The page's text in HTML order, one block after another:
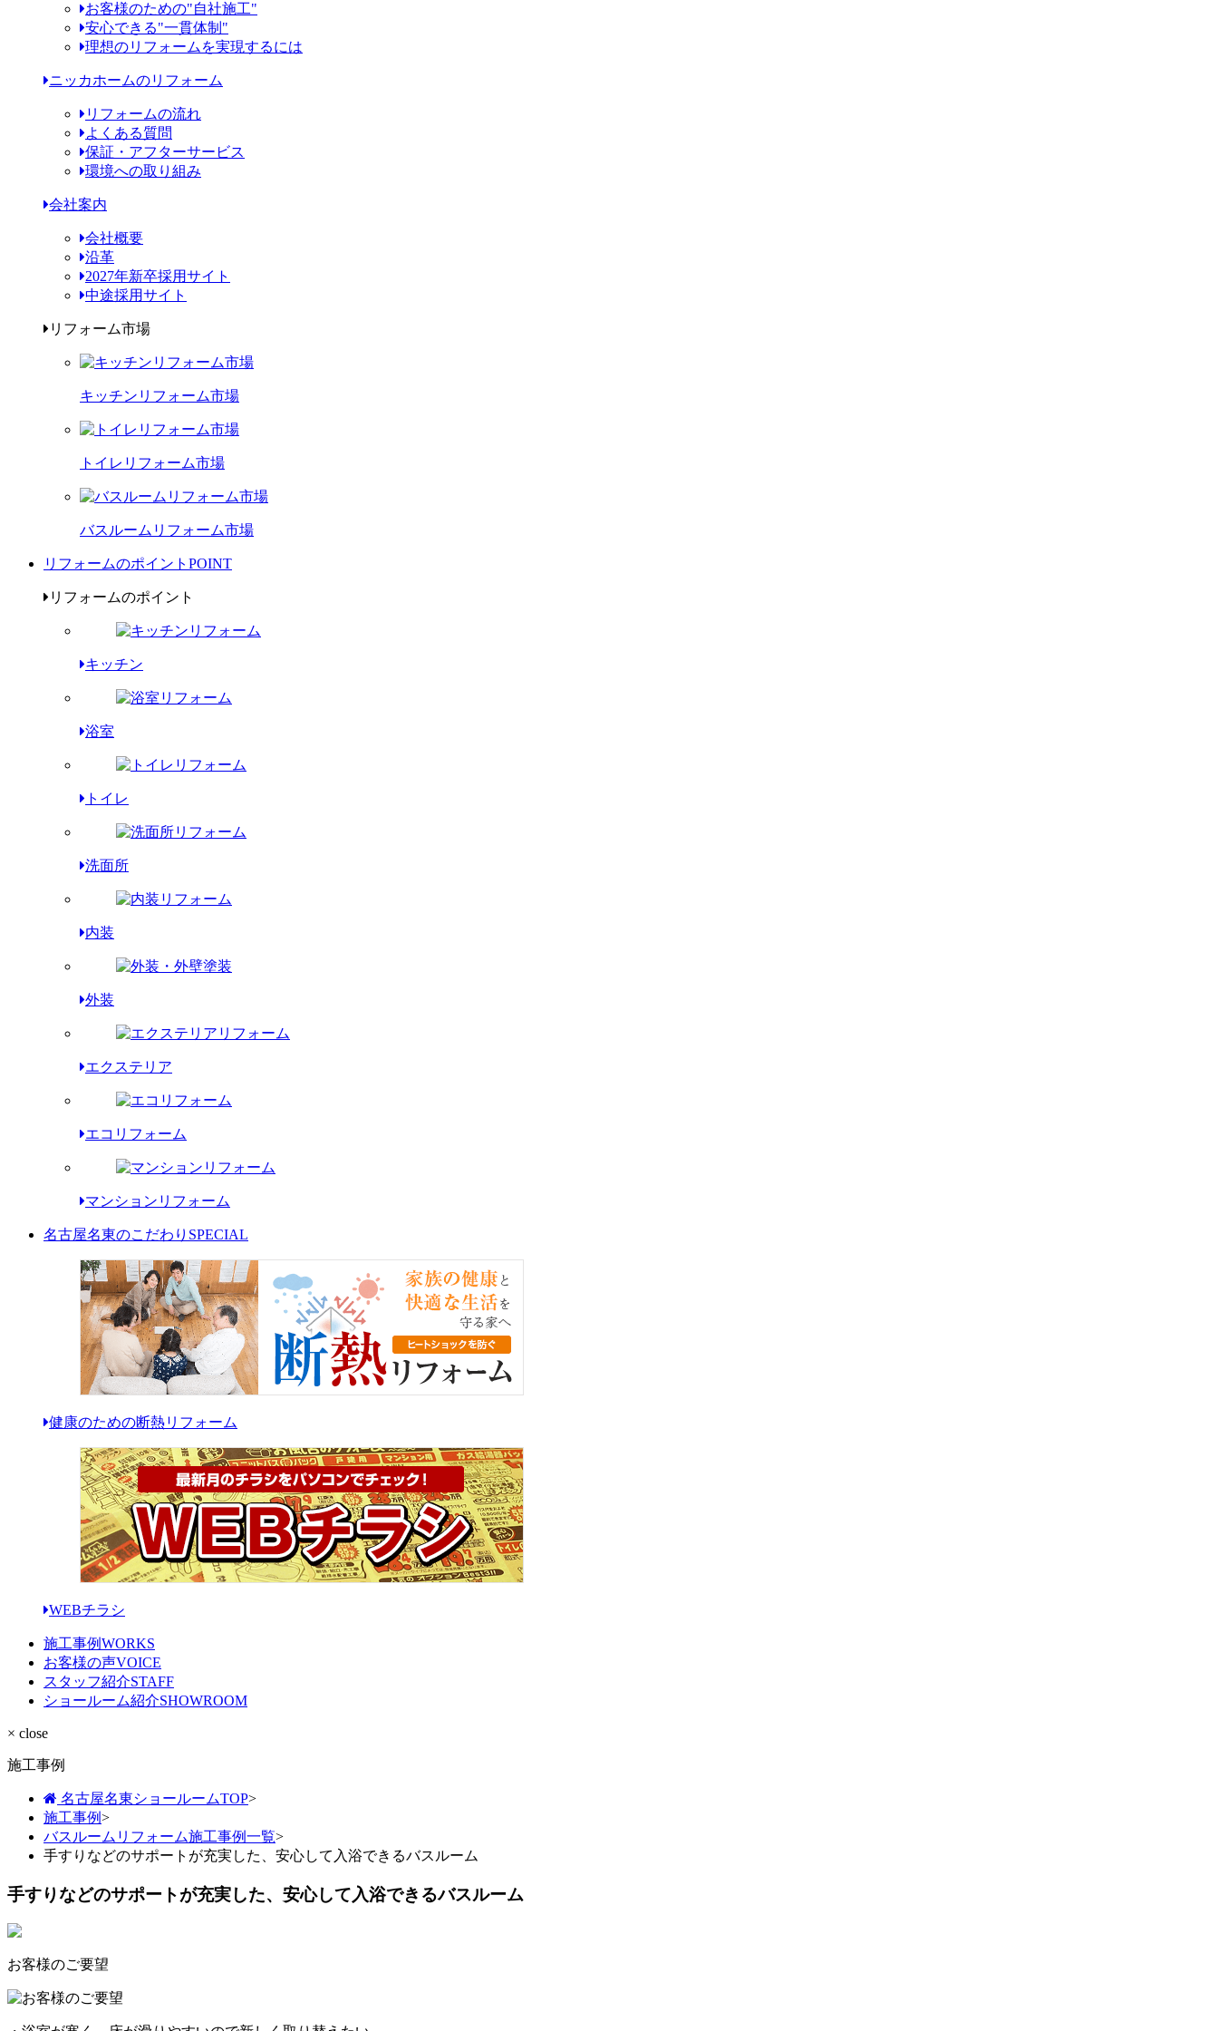
お客様のための"自社施工"
安心できる"一貫体制"
理想のリフォームを実現するには
ニッカホームのリフォーム
リフォームの流れ
よくある質問
保証・アフターサービス
環境への取り組み
会社案内
会社概要
沿革
2027年新卒採用サイト
中途採用サイト
リフォーム市場
キッチンリフォーム市場
トイレリフォーム市場
バスルームリフォーム市場
リフォームのポイント POINT
リフォームのポイント
キッチン
浴室
トイレ
洗面所
内装
外装
エクステリア
エコリフォーム
マンションリフォーム
名古屋名東のこだわり SPECIAL
健康のための断熱リフォーム
WEBチラシ
施工事例WORKS
お客様の声VOICE
スタッフ紹介STAFF
ショールーム紹介SHOWROOM
× close
施工事例
名古屋名東ショールームTOP>
施工事例>
バスルームリフォーム施工事例一覧>
手すりなどのサポートが充実した、安心して入浴できるバスルーム
手すりなどのサポートが充実した、安心して入浴できるバスルーム
お客様のご要望